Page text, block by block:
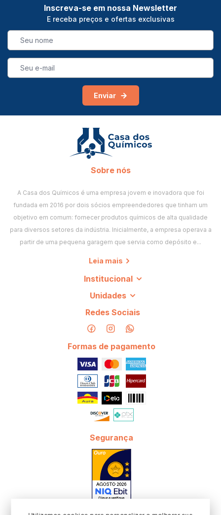
Inscreva-se em nossa Newsletter
E receba preços e ofertas exclusivas
Enviar
Sobre nós
A Casa dos Químicos é uma empresa jovem e inovadora que foi
fundada em 2016 por dois sócios empreendedores que tinham um
objetivo em comum: fornecer produtos químicos de alta qualidade
para diversos setores da indústria. Inicialmente, a empresa operava a
partir de uma pequena garagem que servia como depósito e...
Leia mais
Institucional
Unidades
Redes Sociais
Formas de pagamento
Segurança